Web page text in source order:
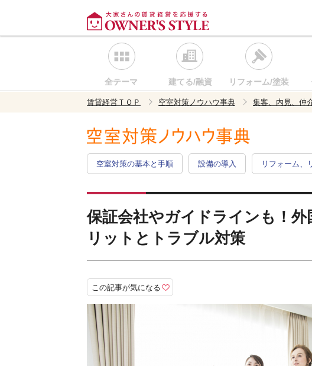
全テーマ 建てる/融資 リフォーム/塗装
賃貸経営ＴＯＰ 空室対策ノウハウ事典 集客、内見、仲
空室対策の基本と手順 設備の導入 リフォーム、
保証会社やガイドラインも！
リットとトラブル対策
この記事が気になる